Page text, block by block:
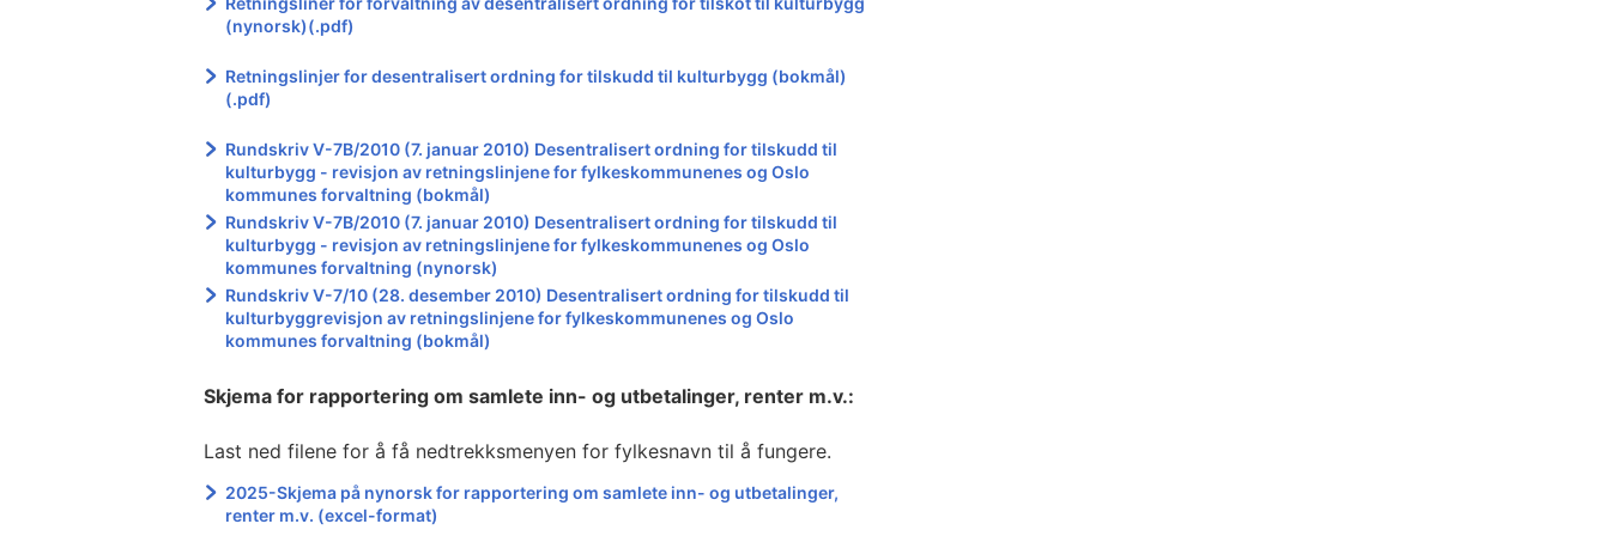
(nynorsk)(.pdf)
Retningslinjer for desentralisert ordning for tilskudd til kulturbygg (bokmål)
(.pdf)
Rundskriv V-7B/2010 (7. januar 2010) Desentralisert ordning for tilskudd til
kulturbygg - revisjon av retningslinjene for fylkeskommunenes og Oslo
kommunes forvaltning (bokmål)
Rundskriv V-7B/2010 (7. januar 2010) Desentralisert ordning for tilskudd til
kulturbygg - revisjon av retningslinjene for fylkeskommunenes og Oslo
kommunes forvaltning (nynorsk)
Rundskriv V-7/10 (28. desember 2010) Desentralisert ordning for tilskudd til
kulturbyggrevisjon av retningslinjene for fylkeskommunenes og Oslo
kommunes forvaltning (bokmål)
Skjema for rapportering om samlete inn- og utbetalinger, renter m.v.:
Last ned filene for å få nedtrekksmenyen for fylkesnavn til å fungere.
2025-Skjema på nynorsk for rapportering om samlete inn- og utbetalinger,
renter m.v. (excel-format)